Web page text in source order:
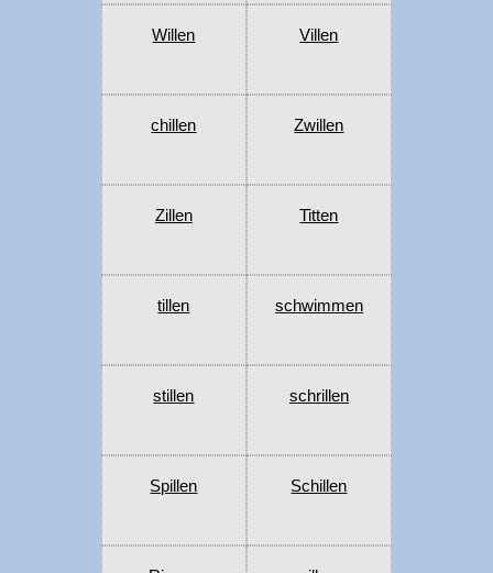
Willen Villen
chillen Zwillen
Zillen Titten
tillen schwimmen
stillen schrillen
Spillen Schillen